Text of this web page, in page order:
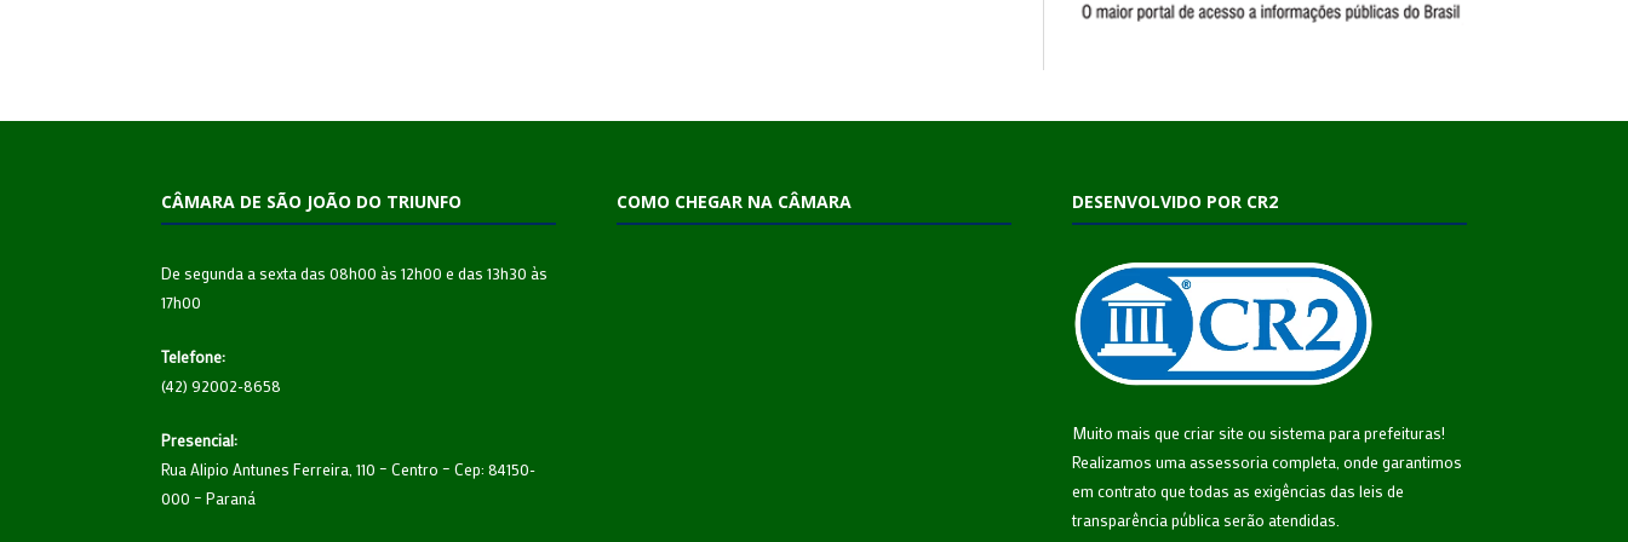
CÂMARA DE SÃO JOÃO DO TRIUNFO
De segunda a sexta das 08h00 às 12h00 e das 13h30 às
17h00
Telefone:
(42) 92002-8658
Presencial:
Rua Alipio Antunes Ferreira, 110 – Centro – Cep: 84150-
000 – Paraná
COMO CHEGAR NA CÂMARA DESENVOLVIDO POR CR2
Muito mais que criar site ou sistema para prefeituras!
Realizamos uma assessoria completa, onde garantimos
em contrato que todas as exigências das leis de
transparência pública serão atendidas.